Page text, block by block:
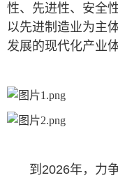
性、先进性、安全
以先进制造业为主
发展的现代化产业体
到2026年，力